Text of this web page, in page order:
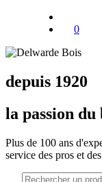
0
depuis 1920
la passion du
Plus de 100 ans
service des pros et